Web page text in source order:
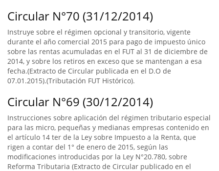
Circular N°70 (31/12/2014)
Instruye sobre el régimen opcional y transitorio, vigente
durante el año comercial 2015 para pago de impuesto único
sobre las rentas acumuladas en el FUT al 31 de diciembre de
2014, y sobre los retiros en exceso que se mantengan a esa
fecha.(Extracto de Circular publicada en el D.O de
07.01.2015).(Tributación FUT Histórico).
Circular N°69 (30/12/2014)
Instrucciones sobre aplicación del régimen tributario especial
para las micro, pequeñas y medianas empresas contenido en
el artículo 14 ter de la Ley sobre Impuesto a la Renta, que
rigen a contar del 1° de enero de 2015, según las
modificaciones introducidas por la Ley N°20.780, sobre
Reforma Tributaria (Extracto de Circular publicado en el